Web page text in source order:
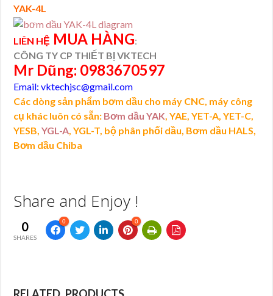
YAK-4L
LIÊN HỆ MUA HÀNG:
CÔNG TY CP THIẾT BỊ VKTECH
Mr Dũng: 0983670597
Email: vktechjsc@gmail.com
Các dòng sản phẩm bơm dầu cho máy CNC, máy công
cụ khác luôn có sẵn: Bơm dầu YAK , YAE, YET-A, YET-C,
YESB,YGL-A , YGL-T, bộ phân phối dầu, Bơm dầu HALS,
Bơm dầu Chiba
Share and Enjoy !
0
SHARES
0 0